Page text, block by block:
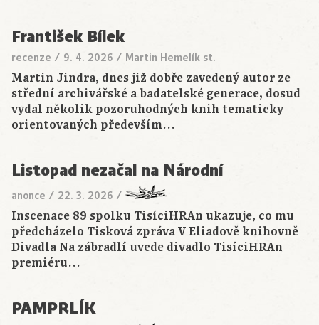
František Bílek
recenze / 9. 4. 2026 / Martin Hemelík st.
Martin Jindra, dnes již dobře zavedený autor ze
střední archivářské a badatelské generace, dosud
vydal několik pozoruhodných knih tematicky
orientovaných především…
Listopad nezačal na Národní
anonce / 22. 3. 2026 /
Inscenace 89 spolku TisíciHRAn ukazuje, co mu
předcházelo Tisková zpráva V Eliadově knihovně
Divadla Na zábradlí uvede divadlo TisíciHRAn
premiéru…
PAMPRLÍK